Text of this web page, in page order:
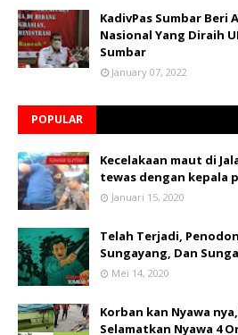
KadivPas Sumbar Beri
Nasional Yang Diraih
Sumbar
January 07, 2022
POPULAR
Kecelakaan maut di
tewas dengan kepala
Januari 15, 2020
Telah Terjadi,
Sungayang, Dan
Mei 14, 2020
Korban kan Nyawa
Selamatkan Nyawa 4